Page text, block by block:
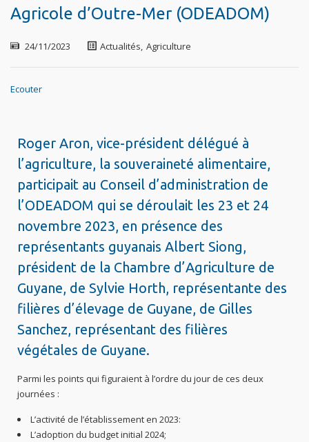
Agricole d’Outre-Mer (ODEADOM)
24/11/2023 Actualités, Agriculture
Ecouter
Roger Aron, vice-président délégué à
l’agriculture, la souveraineté alimentaire,
participait au Conseil d’administration de
l’ODEADOM qui se déroulait les 23 et 24
novembre 2023, en présence des
représentants guyanais Albert Siong,
président de la Chambre d’Agriculture de
Guyane, de Sylvie Horth, représentante des
filières d’élevage de Guyane, de Gilles
Sanchez, représentant des filières
végétales de Guyane.
Parmi les points qui figuraient à l’ordre du jour de ces deux
journées :
L’activité de l’établissement en 2023:
L’adoption du budget initial 2024;